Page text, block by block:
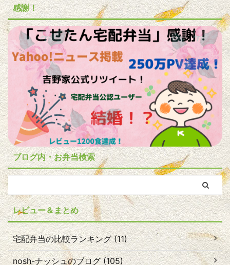
感謝！
ブログ内・お弁当検索
レビュー＆まとめ
宅配弁当の比較ランキング (11)
nosh-ナッシュのブログ (105)